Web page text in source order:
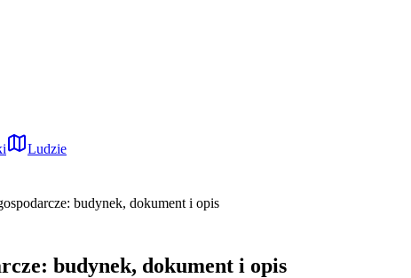
Ludzie
budynek, dokument i opis
budynek, dokument i opis